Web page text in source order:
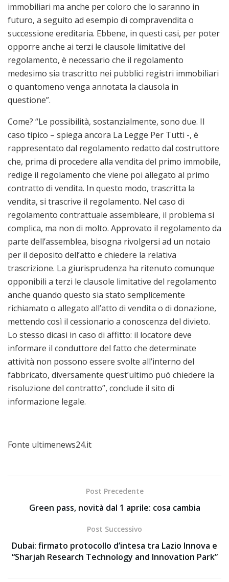
immobiliari ma anche per coloro che lo saranno in
futuro, a seguito ad esempio di compravendita o
successione ereditaria. Ebbene, in questi casi, per poter
opporre anche ai terzi le clausole limitative del
regolamento, è necessario che il regolamento
medesimo sia trascritto nei pubblici registri immobiliari
o quantomeno venga annotata la clausola in
questione”.
Come? “Le possibilità, sostanzialmente, sono due. Il
caso tipico – spiega ancora La Legge Per Tutti -, è
rappresentato dal regolamento redatto dal costruttore
che, prima di procedere alla vendita del primo immobile,
redige il regolamento che viene poi allegato al primo
contratto di vendita. In questo modo, trascritta la
vendita, si trascrive il regolamento. Nel caso di
regolamento contrattuale assembleare, il problema si
complica, ma non di molto. Approvato il regolamento da
parte dell’assemblea, bisogna rivolgersi ad un notaio
per il deposito dell’atto e chiedere la relativa
trascrizione. La giurisprudenza ha ritenuto comunque
opponibili a terzi le clausole limitative del regolamento
anche quando questo sia stato semplicemente
richiamato o allegato all’atto di vendita o di donazione,
mettendo così il cessionario a conoscenza del divieto.
Lo stesso dicasi in caso di affitto: il locatore deve
informare il conduttore del fatto che determinate
attività non possono essere svolte all’interno del
fabbricato, diversamente quest’ultimo può chiedere la
risoluzione del contratto”, conclude il sito di
informazione legale.
Fonte ultimenews24.it
Post Precedente
Green pass, novità dal 1 aprile: cosa cambia
Post Successivo
Dubai: firmato protocollo d’intesa tra Lazio Innova e
“Sharjah Research Technology and Innovation Park”